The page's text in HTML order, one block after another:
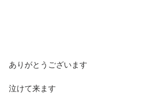
ありがとうございます
泣けて来ます